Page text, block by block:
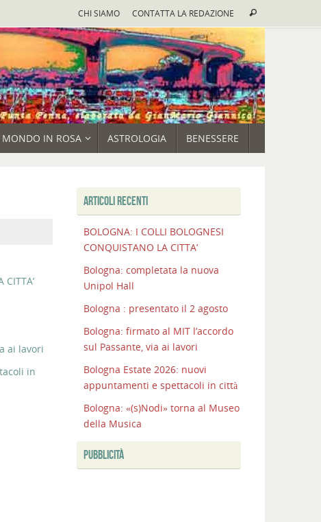
CHI SIAMO CONTATTA LA REDAZIONE Cerca
MONDO IN ROSA ASTROLOGIA BENESSERE
ai lavori
in
ARTICOLI RECENTI
BOLOGNA: I COLLI BOLOGNESI
CONQUISTANO LA CITTA’
Bologna: completata la nuova
Unipol Hall
Bologna : presentato il 2 agosto
Bologna: firmato al MIT l’accordo
sul Passante, via ai lavori
Bologna Estate 2026: nuovi
appuntamenti e spettacoli in città
Bologna: «(s)Nodi» torna al Museo
della Musica
PUBBLICITÀ